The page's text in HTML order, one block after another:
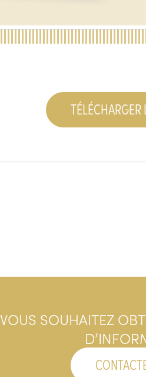
TÉLÉCHARGER
VOUS SOUHAITEZ